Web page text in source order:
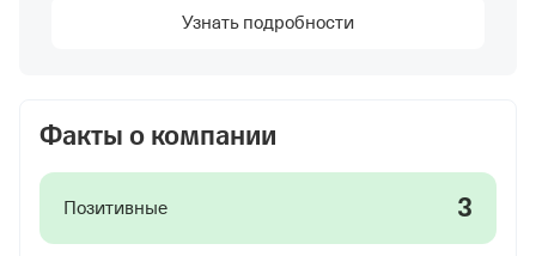
Узнать подробности
Факты о компании
Позитивные 3